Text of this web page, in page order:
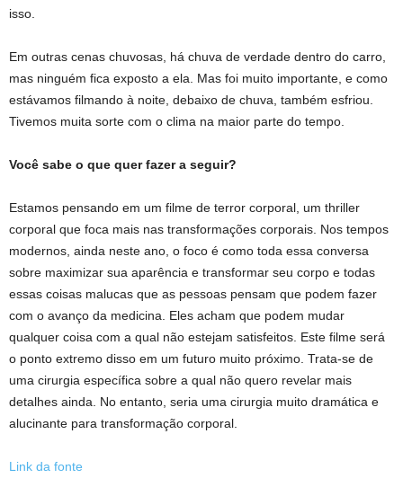
isso.
Em outras cenas chuvosas, há chuva de verdade dentro do carro,
mas ninguém fica exposto a ela. Mas foi muito importante, e como
estávamos filmando à noite, debaixo de chuva, também esfriou.
Tivemos muita sorte com o clima na maior parte do tempo.
Você sabe o que quer fazer a seguir?
Estamos pensando em um filme de terror corporal, um thriller
corporal que foca mais nas transformações corporais. Nos tempos
modernos, ainda neste ano, o foco é como toda essa conversa
sobre maximizar sua aparência e transformar seu corpo e todas
essas coisas malucas que as pessoas pensam que podem fazer
com o avanço da medicina. Eles acham que podem mudar
qualquer coisa com a qual não estejam satisfeitos. Este filme será
o ponto extremo disso em um futuro muito próximo. Trata-se de
uma cirurgia específica sobre a qual não quero revelar mais
detalhes ainda. No entanto, seria uma cirurgia muito dramática e
alucinante para transformação corporal.
Link da fonte